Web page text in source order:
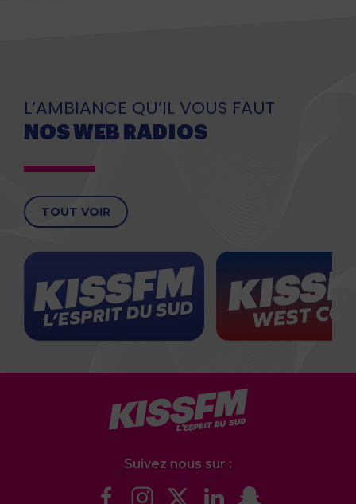
L’AMBIANCE QU’IL VOUS FAUT
NOS WEB RADIOS
TOUT VOIR
Suivez nous sur :